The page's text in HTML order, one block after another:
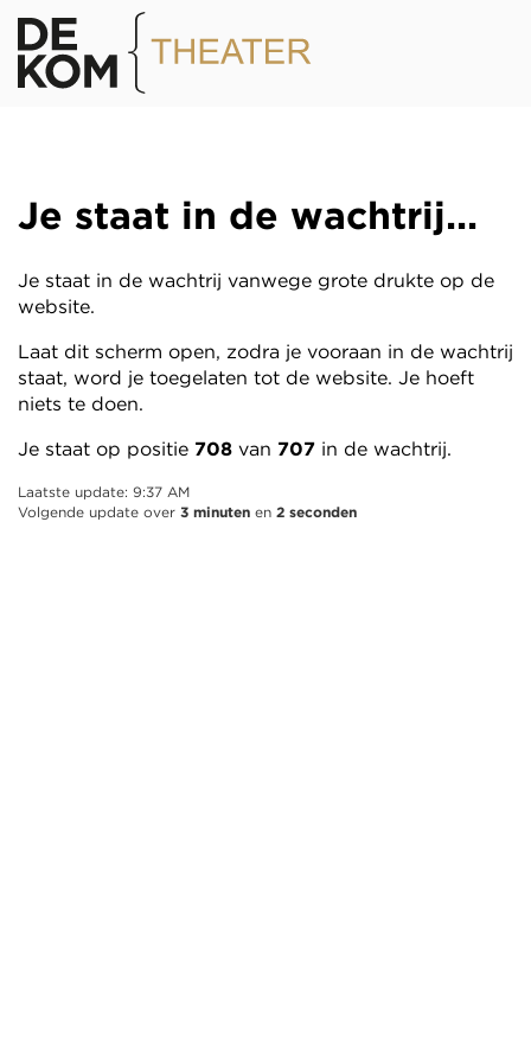
Je staat in de wachtrij...
Je staat in de wachtrij vanwege grote drukte op de
website.
Laat dit scherm open, zodra je vooraan in de wachtrij
staat, word je toegelaten tot de website. Je hoeft
niets te doen.
Je staat op positie 708 van 707 in de wachtrij.
Laatste update: 9:37 AM
Volgende update over 3 minuten en 2 seconden